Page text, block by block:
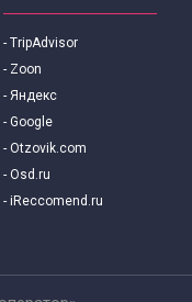
- TripAdvisor
- Zoon
- Яндекс
- Google
- Otzovik.com
- Osd.ru
- iReccomend.ru